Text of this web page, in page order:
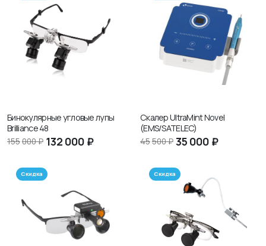
Бинокулярные угловые лупы
Brilliance 48
132 000 ₽
155000 ₽
Скалер UltraMint Novel
(EMS/SATELEC)
35 000 ₽
45500 ₽
Скидка Скидка